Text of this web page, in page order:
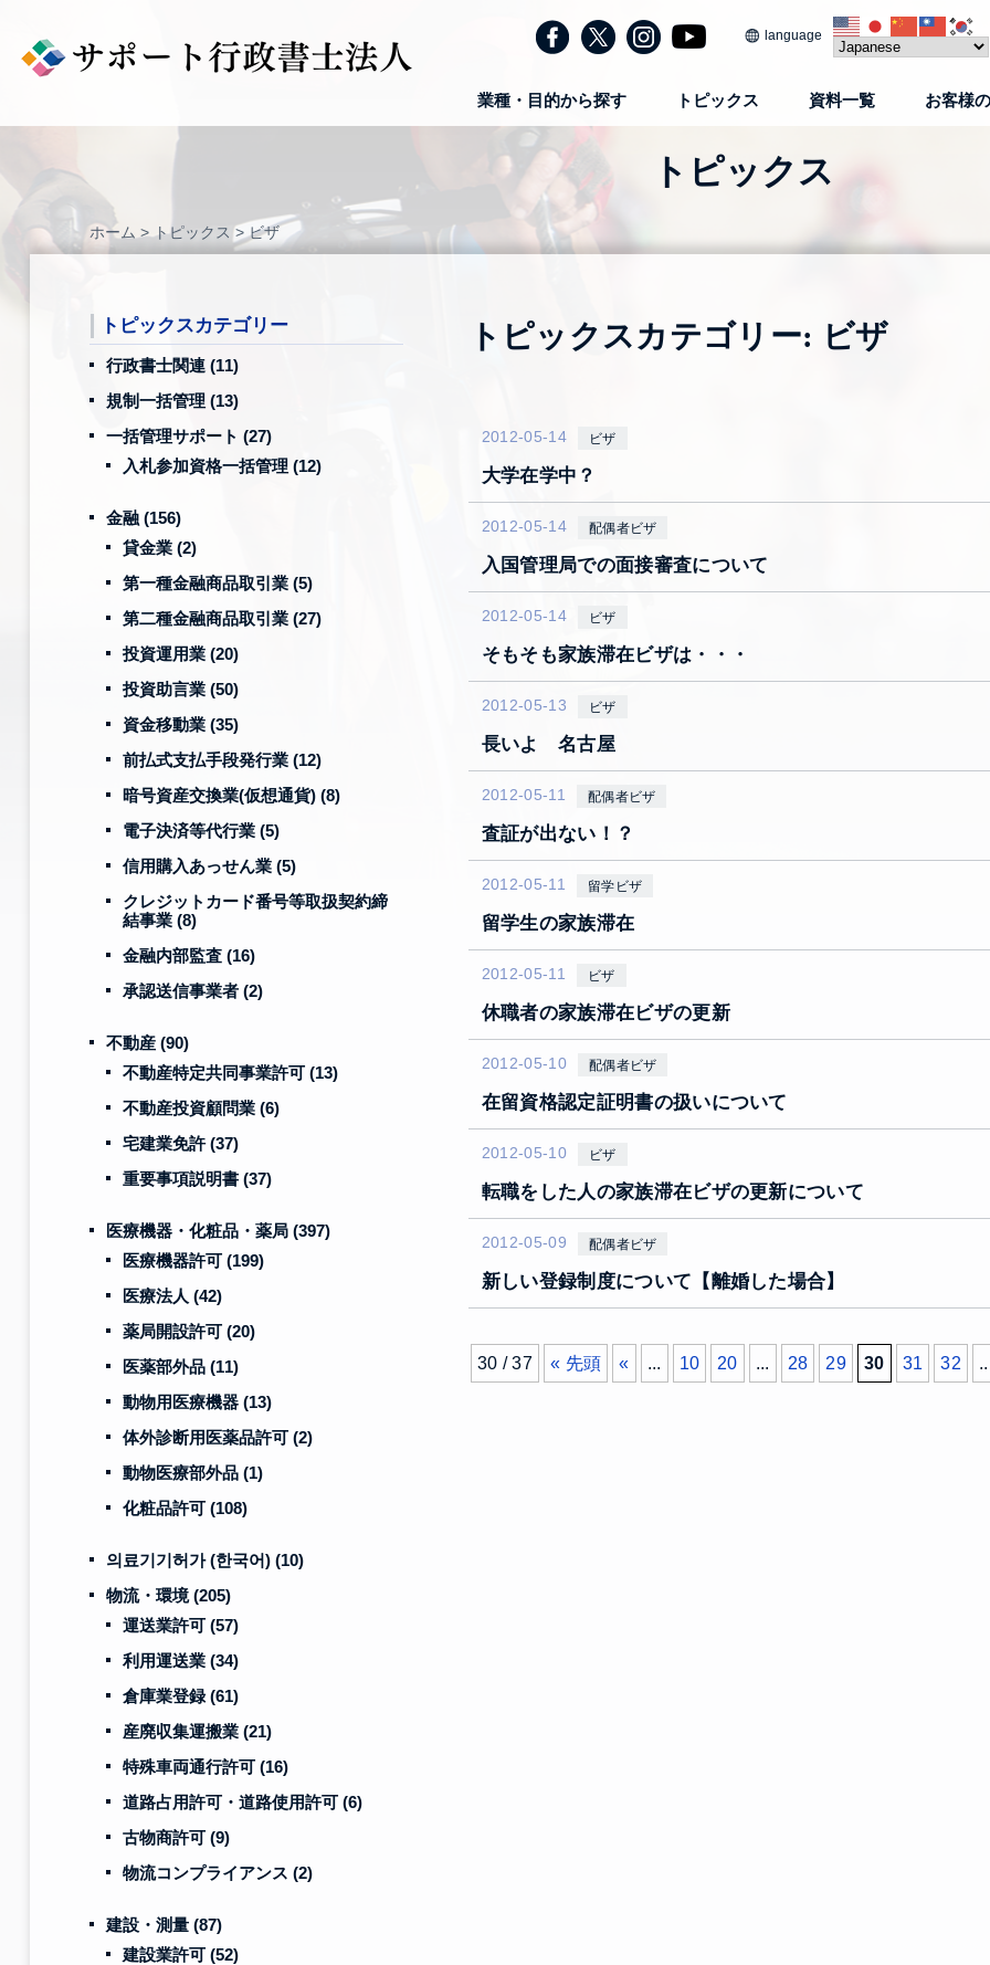
content
language
業種・目的から探す トピックス 資料一覧 お客様
トピックス
ホーム > トピックス > ビザ
トピックスカテゴリー: ビザ
2012-05-14 ビザ
大学在学中？
2012-05-14 配偶者ビザ
入国管理局での面接審査について
2012-05-14 ビザ
そもそも家族滞在ビザは・・・
2012-05-13 ビザ
長いよ 名古屋
2012-05-11 配偶者ビザ
査証が出ない！？
2012-05-11 留学ビザ
留学生の家族滞在
2012-05-11 ビザ
休職者の家族滞在ビザの更新
2012-05-10 配偶者ビザ
在留資格認定証明書の扱いについて
2012-05-10 ビザ
転職をした人の家族滞在ビザの更新について
2012-05-09 配偶者ビザ
新しい登録制度について【離婚した場合】
30 / 37 « 先頭 « ... 10 20 ... 28 29 30 31 32
トピックスカテゴリー
行政書士関連 (11)
規制一括管理 (13)
一括管理サポート (27)
入札参加資格一括管理 (12)
金融 (156)
貸金業 (2)
第一種金融商品取引業 (5)
第二種金融商品取引業 (27)
投資運用業 (20)
投資助言業 (50)
資金移動業 (35)
前払式支払手段発行業 (12)
暗号資産交換業(仮想通貨) (8)
電子決済等代行業 (5)
信用購入あっせん業 (5)
クレジットカード番号等取扱契約締
結事業 (8)
金融内部監査 (16)
承認送信事業者 (2)
不動産 (90)
不動産特定共同事業許可 (13)
不動産投資顧問業 (6)
宅建業免許(37)
重要事項説明書 (37)
医療機器・化粧品・薬局 (397)
医療機器許可 (199)
医療法人 (42)
薬局開設許可 (20)
医薬部外品 (11)
動物用医療機器 (13)
体外診断用医薬品許可 (2)
動物医療部外品 (1)
化粧品許可 (108)
의료기기허가 (한국어) (10)
物流・環境(205)
運送業許可 (57)
利用運送業 (34)
倉庫業登録(61)
産廃収集運搬業 (21)
特殊車両通行許可 (16)
道路占用許可・道路使用許可 (6)
古物商許可 (9)
物流コンプライアンス (2)
建設・測量 (87)
建設業許可 (52)